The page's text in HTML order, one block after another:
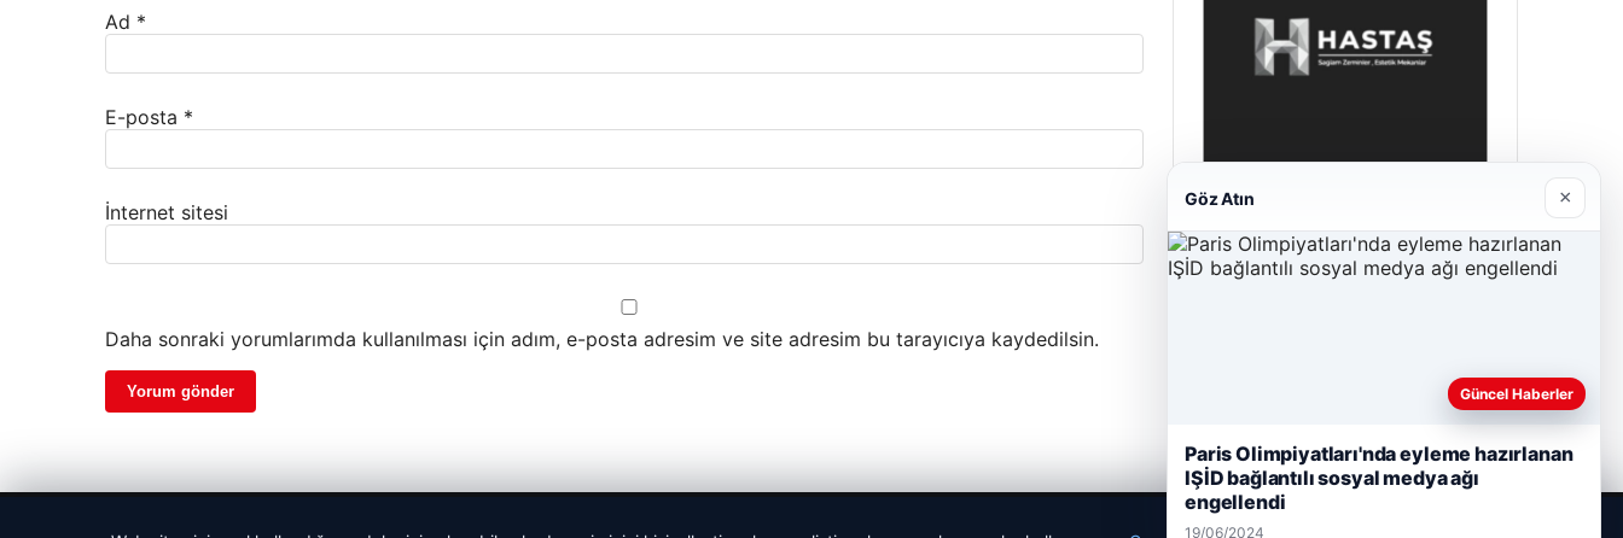
Ad *
E-posta *
İnternet sitesi
Daha sonraki yorumlarımda kullanılması için adım, e-posta adresim ve site adresim bu tarayıcıya kaydedilsin.
Hastaş Beton
26/05/2026
Göz Atın ×
Güncel Haberler
Paris Olimpiyatları'nda eyleme hazırlanan
IŞİD bağlantılı sosyal medya ağı
engellendi
19/06/2024